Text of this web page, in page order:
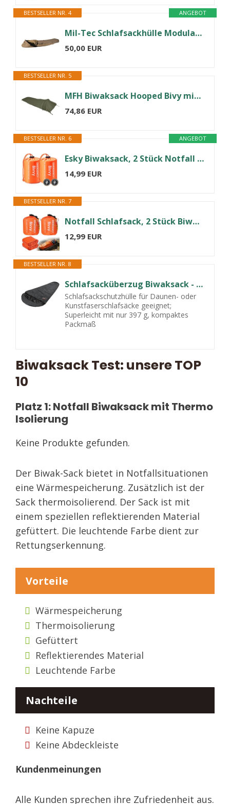
ANGEBOT
BESTSELLER NR. 4
Mil-Tec Schlafsackhülle Modular 3-Lagen Laminat • Wasserdichter Biwaksack mit atmungsaktiver Membran & 2-Wege-Reißverschluss • Schlafsack-Hülle mit Packsack für Camping, Trekking & Survival • Coyote
50,00 EUR
BESTSELLER NR. 5
MFH Biwaksack Hooped Bivy mit Gestänge, 3-Lagen-Laminat, Wasserdicht, Atmungsaktiv, Oliv, 235 x 70/95 x 45 cm
74,86 EUR
ANGEBOT
BESTSELLER NR. 6
Esky Biwaksack, 2 Stück Notfall Schlafsack Biwaksäcke Wasserdicht Thermo Leicht Wasserdicht Überlebenssack Mit Pfeife und Kompass Ausrüstung Survival Ideal zum Zelten Wandern und Abenteuer Orange
14,99 EUR
BESTSELLER NR. 7
Notfall Schlafsack, 2 Stück Biwaksack Ültraleicht, Überleben Schlafsack, Survival Ausrüstung, Rettungsdecken für Wandern, Reisen, Outdoor-Aktivitäten und Rucksackreisen
12,99 EUR
BESTSELLER NR. 8
Schlafsacküberzug Biwaksack - 100% Wind- und wasserdicht, Atmungsaktivität: 3000 MVP (230 cm x 90 cm) Anthrazit 230 x 90 x 60 cm - RV Links
Schlafsackschutzhülle für Daunen- oder
Kunstfaserschlafsäcke geeignet;
Superleicht mit nur 397 g, kompaktes
Packmaß
Biwaksack Test: unsere TOP
10
Platz 1: Notfall Biwaksack mit Thermo
Isolierung
Keine Produkte gefunden.
Der Biwak-Sack bietet in Notfallsituationen
eine Wärmespeicherung. Zusätzlich ist der
Sack thermoisolierend. Der Sack ist mit
einem speziellen reflektierenden Material
gefüttert. Die leuchtende Farbe dient zur
Rettungserkennung.
Vorteile
Wärmespeicherung
Thermoisolierung
Gefüttert
Reflektierendes Material
Leuchtende Farbe
Nachteile
Keine Kapuze
Keine Abdeckleiste
Kundenmeinungen
Alle Kunden sprechen ihre Zufriedenheit aus.